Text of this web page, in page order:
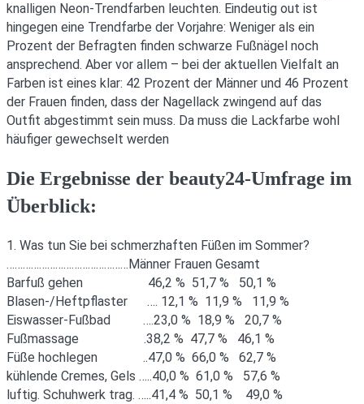
knalligen Neon-Trendfarben leuchten. Eindeutig out ist
hingegen eine Trendfarbe der Vorjahre: Weniger als ein
Prozent der Befragten finden schwarze Fußnägel noch
ansprechend. Aber vor allem – bei der aktuellen Vielfalt an
Farben ist eines klar: 42 Prozent der Männer und 46 Prozent
der Frauen finden, dass der Nagellack zwingend auf das
Outfit abgestimmt sein muss. Da muss die Lackfarbe wohl
häufiger gewechselt werden
Die Ergebnisse der beauty24-Umfrage im
Überblick:
1. Was tun Sie bei schmerzhaften Füßen im Sommer?
………………………………………Männer Frauen Gesamt
Barfuß gehen 46,2 % 51,7 % 50,1 %
Blasen-/Heftpflaster …. 12,1 % 11,9 % 11,9 %
Eiswasser-Fußbad ….23,0 % 18,9 % 20,7 %
Fußmassage .38,2 % 47,7 % 46,1 %
Füße hochlegen ..47,0 % 66,0 % 62,7 %
kühlende Cremes, Gels …..40,0 % 61,0 % 57,6 %
luftig. Schuhwerk trag. …..41,4 % 50,1 % 49,0 %